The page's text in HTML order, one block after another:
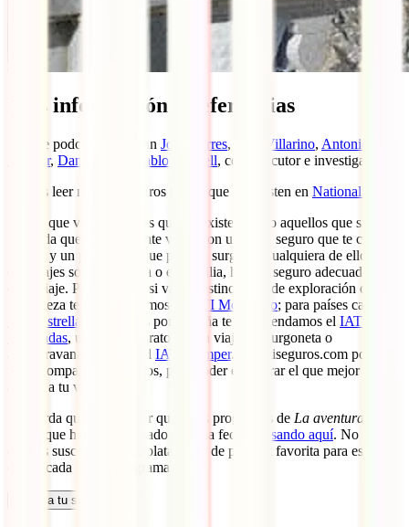
Más información y referencias
En este podcast participan Joan Torres, Juan Villarino, Antonio
Aguilar, Dani Keral Pablo Strubell, como locutor e investigador.
Puedes leer más sobre otros países que no existen en Nationalia
Ya sea que viajes a países que no existen como aquellos que sí,
recuerda que es importante viajar con un buen seguro que te cubra
los mil y un problemas que pueden surgir en cualquiera de ellos. Y
que viajes solo, en pareja o en familia, hay un seguro adecuado para
cada viaje. Por ejemplo, si vas a destinos más de exploración o
naturaleza te recomendamos el
IATI Mochilero; para países caros, el
IATI Estrella
; para viajes por España te recomendamos el IATI
Escapadas, un seguro barato o para viajar en furgoneta o
autocaravana, tenemos el IATI Camper. En iatiseguros.com podrás
ver y comparar todos ellos, para poder encontrar el que mejor se
adapte a tu viaje.
Recuerda que puedes ver qué otros programas de La aventura de
que hemos preparado hasta la fecha pulsando aquí. No
olvides suscribirte en tu plataforma de pódcast favorita para estar al
día de cada nuevo programa.
Calcula tu seguro